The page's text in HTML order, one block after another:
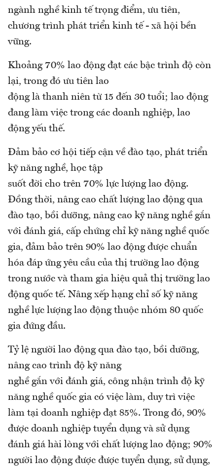
ngành nghề kinh tế trọng điểm, ưu tiên,
chương trình phát triển kinh tế - xã hội bền
vững.
Khoảng 70% lao động đạt các bậc trình độ còn
lại, trong đó ưu tiên lao
động là thanh niên từ 15 đến 30 tuổi; lao động
đang làm việc trong các doanh nghiệp, lao
động yếu thế.
Đảm bảo cơ hội tiếp cận về đào tạo, phát triển
kỹ năng nghề, học tập
suốt đời cho trên 70% lực lượng lao động.
Đồng thời, nâng cao chất lượng lao động qua
đào tạo, bồi dưỡng, nâng cao kỹ năng nghề gắn
với đánh giá, cấp chứng chỉ kỹ năng nghề quốc
gia, đảm bảo trên 90% lao động được chuẩn
hóa đáp ứng yêu cầu của thị trường lao động
trong nước và tham gia hiệu quả thị trường lao
động quốc tế. Nâng xếp hạng chỉ số kỹ năng
nghề lực lượng lao động thuộc nhóm 80 quốc
gia đứng đầu.
Tỷ lệ người lao động qua đào tạo, bồi dưỡng,
nâng cao trình độ kỹ năng
nghề gắn với đánh giá, công nhận trình độ kỹ
năng nghề quốc gia có việc làm, duy trì việc
làm tại doanh nghiệp đạt 85%. Trong đó, 90%
được doanh nghiệp tuyển dụng và sử dụng
đánh giá hài lòng với chất lượng lao động; 90%
người lao động được được tuyển dụng, sử dụng,